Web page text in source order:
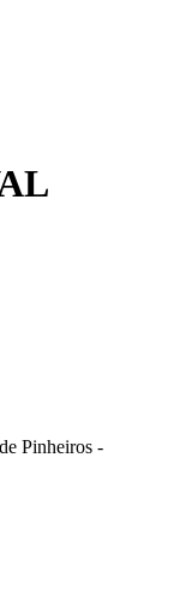
Pinheiros -